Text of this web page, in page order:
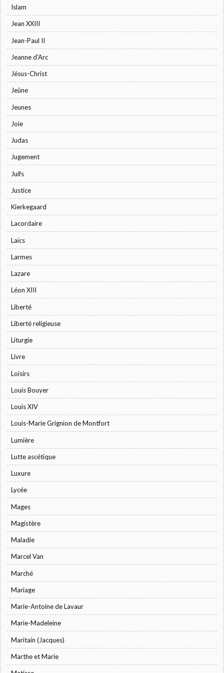
Islam
Jean XXIII
Jean-Paul II
Jeanne d'Arc
Jésus-Christ
Jeûne
Jeunes
Joie
Judas
Jugement
Juifs
Justice
Kierkegaard
Lacordaire
Laïcs
Larmes
Lazare
Léon XIII
Liberté
Liberté religieuse
Liturgie
Livre
Loisirs
Louis Bouyer
Louis XIV
Louis-Marie Grignion de Montfort
Lumière
Lutte ascétique
Luxure
Lycée
Mages
Magistère
Maladie
Marcel Van
Marché
Mariage
Marie-Antoine de Lavaur
Marie-Madeleine
Maritain (Jacques)
Marthe et Marie